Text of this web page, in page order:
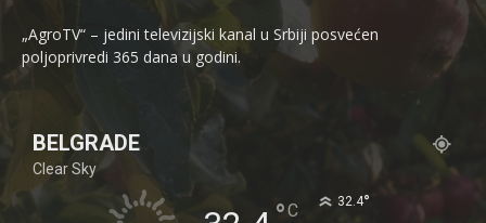
„AgroTV“ – jedini televizijski kanal u Srbiji posvećen
poljoprivredi 365 dana u godini.
BELGRADE
Clear Sky
C 32.4°